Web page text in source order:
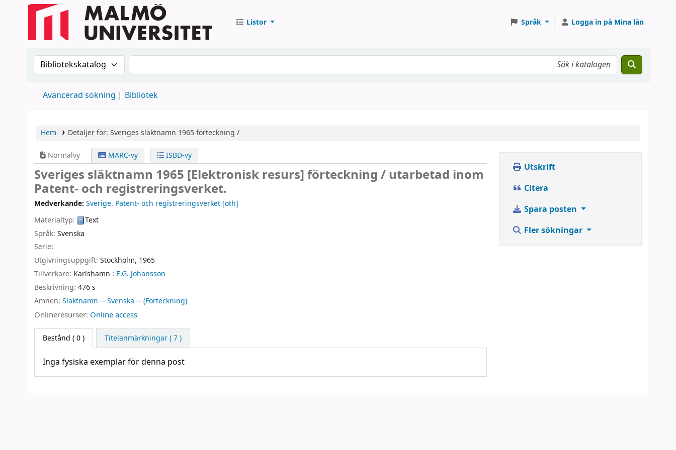
Listor Språk Logga in på Mina lån
Sök i katalogen efter:Sök i katalogen
Avancerad sökning Bibliotek
Hem Detaljer för: Sveriges släktnamn 1965förteckning /
Normalvy MARC-vy ISBD-vy
Sveriges släktnamn 1965 [Elektronisk resurs]förteckning /utarbetad inom
Patent- och registreringsverket.
Medverkande: Sverige. Patent- och registreringsverket [oth]
Materialtyp:
Text
Språk: Svenska
Serie:
Utgivningsuppgift: Stockholm, 1965
Tillverkare: Karlshamn : E.G. Johansson
Beskrivning: 476 s
Ämnen: Släktnamn -- Svenska -- (Förteckning)
Onlineresurser: Online access
Bestånd ( 0 ) Titelanmärkningar ( 7 )
Inga fysiska exemplar för denna post
Utskrift
Citera
Spara posten
Fler sökningar